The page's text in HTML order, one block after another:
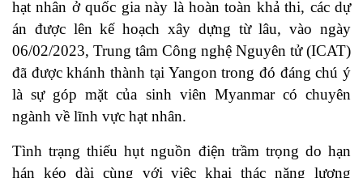
hạt nhân ở quốc gia này là hoàn toàn khả thi, các dự
án được lên kế hoạch xây dựng từ lâu, vào ngày
06/02/2023, Trung tâm Công nghệ Nguyên tử (ICAT)
đã được khánh thành tại Yangon trong đó đáng chú ý
là sự góp mặt của sinh viên Myanmar có chuyên
ngành về lĩnh vực hạt nhân.
Tình trạng thiếu hụt nguồn điện trầm trọng do hạn
hán kéo dài cùng với việc khai thác năng lượng